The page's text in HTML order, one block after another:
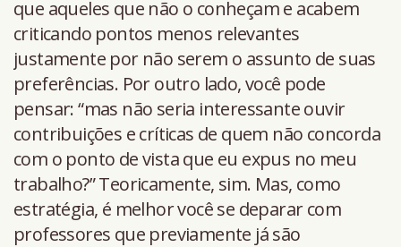
que aqueles que não o conheçam e acabem
criticando pontos menos relevantes
justamente por não serem o assunto de suas
preferências. Por outro lado, você pode
pensar: “mas não seria interessante ouvir
contribuições e críticas de quem não concorda
com o ponto de vista que eu expus no meu
trabalho?” Teoricamente, sim. Mas, como
estratégia, é melhor você se deparar com
professores que previamente já são